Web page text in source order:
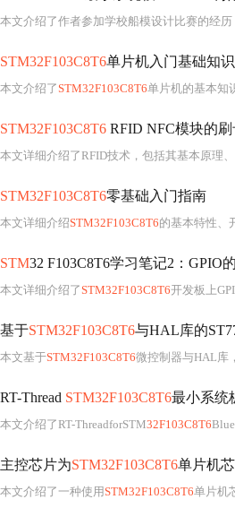
本文介绍了作者参加学校船模设计比赛的经历
STM32F103C8T6单片机入门基础知
本文介绍了STM32F103C8T6单片机的基本知识，包括基本特性、
STM32F103C8T6 RFID NFC模块的
本文详细介绍了RFID技术，包括其基本原理
STM32F103C8T6零基础入门指南
本文详细介绍STM32F103C8T6的基本特性、
STM32 F103C8T6学习笔记2：
本文详细介绍了STM32F103C8T6开发板上
基于STM32F103C8T6与HAL库的
本文基于STM32F103C8T6微控制器与HAL库，
RT-Thread STM32F103C8T6最小系统
本文介绍了RT-ThreadforSTM32F103C8T6BluePill
主控芯片为STM32F103C8T6单片机
本文介绍了一种使用STM32F103C8T6单片机芯片